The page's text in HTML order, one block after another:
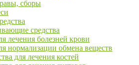
сборы
средства
лечения болезней крови
нормализации обмена веществ
для лечения костей